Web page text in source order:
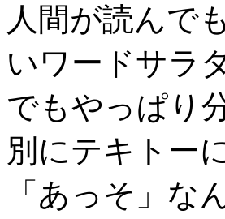
人間が読んで
いワードサラダ
でもやっぱり
別にテキトー
「あっそ」な